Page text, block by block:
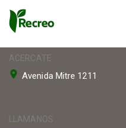
ACERCATE
Avenida Mitre 1211
LLAMANOS